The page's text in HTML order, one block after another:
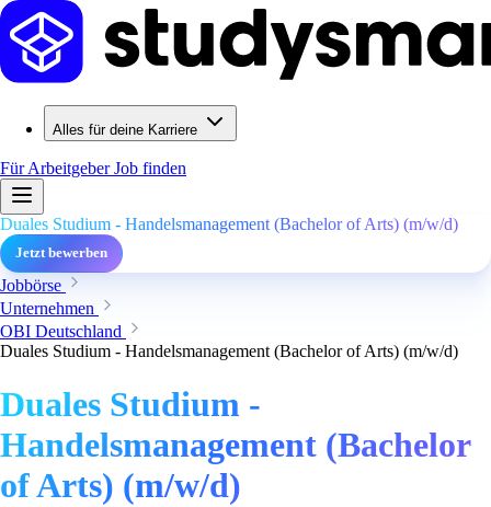
Alles für deine Karriere
Für ArbeitgeberJob finden
Duales Studium - Handelsmanagement (Bachelor of Arts) (m/w/d)
Jetzt bewerben
Jobbörse
Unternehmen
OBI Deutschland
Duales Studium - Handelsmanagement (Bachelor of Arts) (m/w/d)
Duales Studium -
Handelsmanagement (Bachelor
of Arts) (m/w/d)